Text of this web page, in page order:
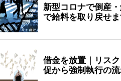
新型コロナで倒産
で給料を取り戻せま
借金を放置｜リス
促から強制執行の